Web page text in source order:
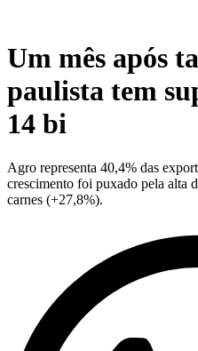
Um mês após
paulista tem
14 bi
Agro representa 40,4% das
crescimento foi puxado pela alta
carnes (+27,8%).